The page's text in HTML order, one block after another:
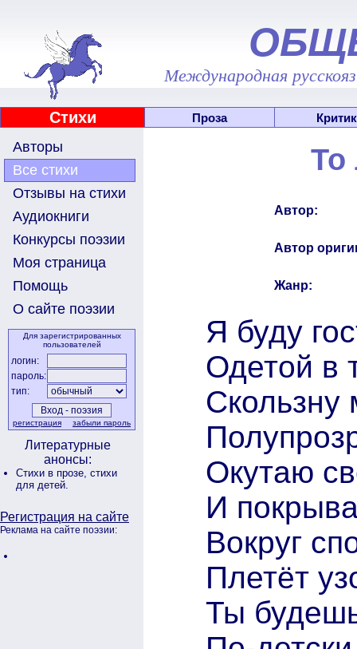
Международная
Стихи Проза
Авторы
Все стихи
Отзывы на стихи
Аудиокниги
Конкурсы поэзии
Моя страница
Помощь
О сайте поэзии
Для зарегистрированных
пользователей
логин:
пароль:
тип:
регистрация забыли пароль
Литературные
анонсы:
Стихи в прозе, стихи
для детей.
Регистрация на сайте
Реклама на сайте поэзии:
То
Автор:
Автор
Жанр:
Я буду
Одетой в
Скользну
Окутаю
И
Вокруг
Плетёт
Ты